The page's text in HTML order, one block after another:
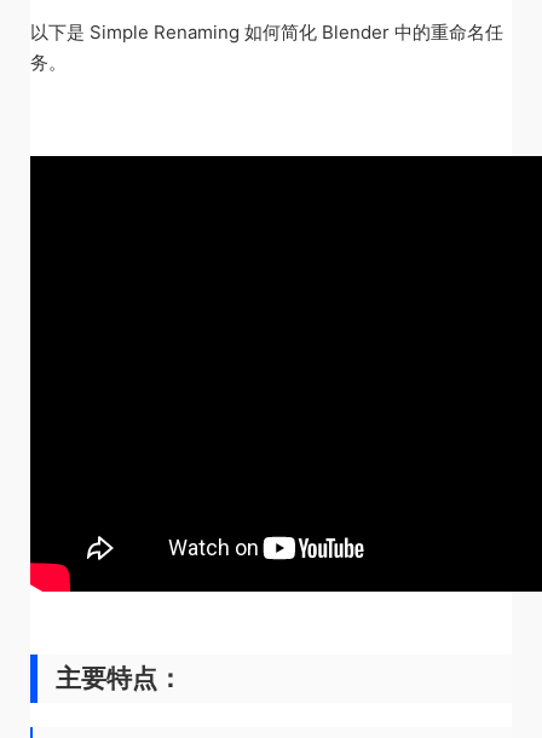
以下是 Simple Renaming 如何简化 Blender 中的重命名任
务。
主要特点：